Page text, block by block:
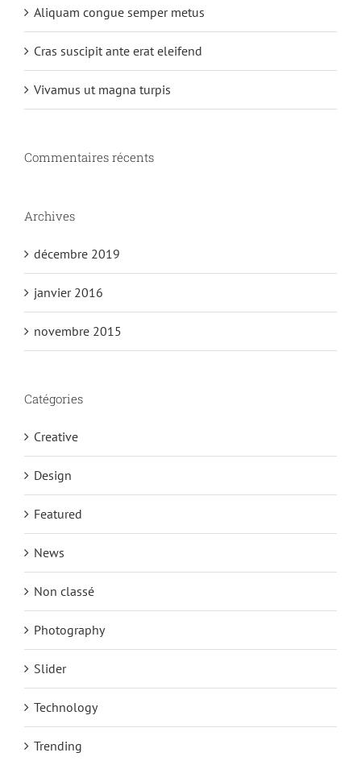
Aliquam congue semper metus
Cras suscipit ante erat eleifend
Vivamus ut magna turpis
Commentaires récents
Archives
décembre 2019
janvier 2016
novembre 2015
Catégories
Creative
Design
Featured
News
Non classé
Photography
Slider
Technology
Trending